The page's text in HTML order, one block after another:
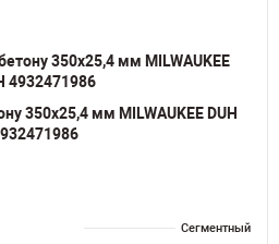
350х25,4 мм MILWAUKEE DUH
Сегментный